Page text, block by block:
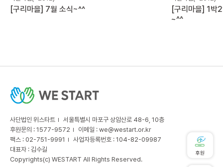
[구리마을] 7월 소식~^^
[구리마을] 1박
~^^
사단법인 위스타트
서울특별시 마포구 상암산로 48-6, 10층
후원문의 : 1577-9572
이메일 : we@westart.or.kr
팩스 : 02-751-9991
사업자등록번호 : 104-82-09987
대표자 : 김수길
Copyrights(c) WESTART All Rights Reserved.
후원